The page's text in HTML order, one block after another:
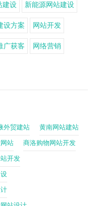
建设 新能源网站建设
设方案 网站开发
广获客 网络营销
外贸建站 黄南网站建站
站 商洛购物网站开发
开发